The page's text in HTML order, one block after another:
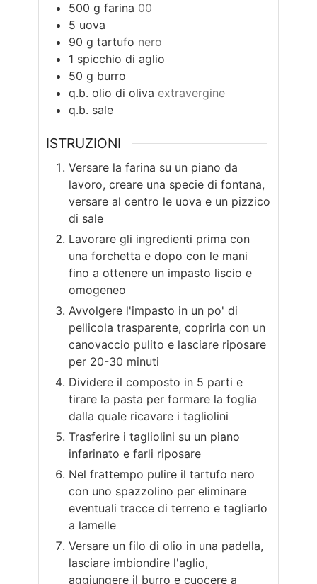
500 g farina 00
5 uova
90 g tartufo nero
1 spicchio di aglio
50 g burro
q.b. olio di oliva extravergine
q.b. sale
ISTRUZIONI
Versare la farina su un piano da
lavoro, creare una specie di fontana,
versare al centro le uova e un pizzico
di sale
Lavorare gli ingredienti prima con
una forchetta e dopo con le mani
fino a ottenere un impasto liscio e
omogeneo
Avvolgere l'impasto in un po' di
pellicola trasparente, coprirla con un
canovaccio pulito e lasciare riposare
per 20-30 minuti
Dividere il composto in 5 parti e
tirare la pasta per formare la foglia
dalla quale ricavare i tagliolini
Trasferire i tagliolini su un piano
infarinato e farli riposare
Nel frattempo pulire il tartufo nero
con uno spazzolino per eliminare
eventuali tracce di terreno e tagliarlo
a lamelle
Versare un filo di olio in una padella,
lasciare imbiondire l'aglio,
aggiungere il burro e cuocere a